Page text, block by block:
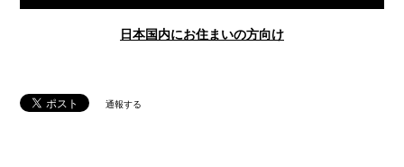
日本国内にお住まいの方向け
通報する